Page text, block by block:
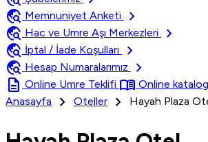
travel_explore Memnuniyet Anketi
chevron_right
travel_explore Hac ve Umre Aşı Merkezleri
chevron_right
travel_explore İptal / İade Koşulları
chevron_right
travel_explore Hesap Numaralarımız
chevron_right
description Online Umre Teklifi menu_book Online katalog
Anasayfa
chevron_right Oteller chevron_right Hayah Plaza